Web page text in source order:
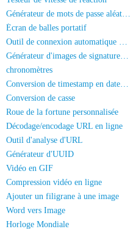
Générateur de mots de passe aléatoires
Écran de balles portatif
Outil de connexion automatique HadSky
Générateur d'images de signature manuscrite
chronomètres
Conversion de timestamp en date/heure
Conversion de casse
Roue de la fortune personnalisée
Décodage/encodage URL en ligne
Outil d'analyse d'URL
Générateur d'UUID
Vidéo en GIF
Compression vidéo en ligne
Ajouter un filigrane à une image
Word vers Image
Horloge Mondiale